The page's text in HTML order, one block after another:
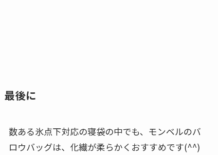
最後に
数ある氷点下対応の寝袋の中でも、モンベルのバ
ロウバッグは、化繊が柔らかくおすすめです(^^)